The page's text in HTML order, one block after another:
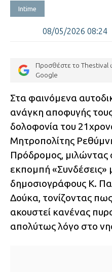
Intime
08/05/2026 08:24
Προσθέστε το Thestival
Google
Στα φαινόμενα
ανάγκη αποφυγής
δολοφονία του
Μητροπολίτης
Πρόδρομος, μιλώντας
εκπομπή «Συνδέσεις»
δημοσιογράφους Κ.
Δούκα, τονίζοντας
ακουστεί κανένας
απολύτως λόγο στο